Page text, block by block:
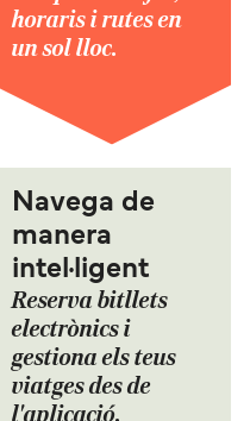
horaris i rutes en
un sol lloc.
Navega de
manera
intel·ligent
Reserva bitllets
electrònics i
gestiona els teus
viatges des de